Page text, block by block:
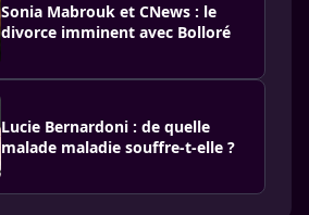
Sonia Mabrouk et CNews : le
divorce imminent avec Bolloré
Lucie Bernardoni : de quelle
malade maladie souffre-t-elle ?